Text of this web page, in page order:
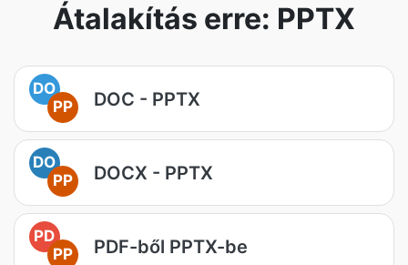
Átalakítás erre: PPTX
DO
PP
DOC - PPTX
DO
PP
DOCX - PPTX
PD
PP
PDF-ből PPTX-be